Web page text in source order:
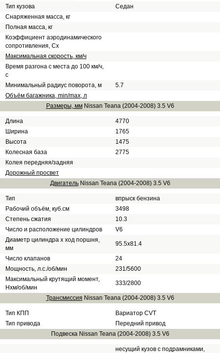
Тип кузова
Седан
Снаряженная масса, кг
Полная масса, кг
Коэффициент аэродинамического
сопротивления, Сх
Максимальная скорость, км/ч
Время разгона с места до 100 км/ч,
с
Минимальный радиус поворота, м
5.7
Объём багажника, min/max, л
Размеры, ммNissan Teana (2004-2008) 3.5 V6
Длина
4770
Ширина
1765
Высота
1475
Колесная база
2775
Колея передняя/задняя
Дорожный просвет
ДвигательNissan Teana (2004-2008) 3.5 V6
Тип
впрыск бензина
Рабочий объём, куб.см
3498
Степень сжатия
10.3
Число и расположение цилиндров
V6
Диаметр цилиндра х ход поршня,
мм
95.5х81.4
Число клапанов
24
Мощность, л.с./об/мин
231/5600
Максимальный крутящий момент,
Нхм/об/мин
333/2800
Трансмиссия Nissan Teana (2004-2008) 3.5 V6
Тип КПП
Вариатор CVT
Тип привода
Передний привод
Подвеска Nissan Teana (2004-2008) 3.5 V6
несущий кузов с подрамниками,